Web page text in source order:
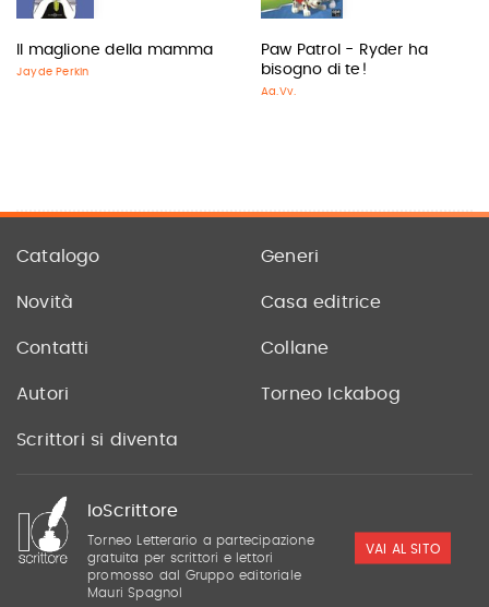
Il maglione della mamma
Jayde Perkin
Paw Patrol - Ryder ha
bisogno di te!
Aa.Vv.
Catalogo Generi
Novità Casa editrice
Contatti Collane
Autori Torneo Ickabog
Scrittori si diventa
IoScrittore
Torneo Letterario a partecipazione
gratuita per scrittori e lettori
promosso dal Gruppo editoriale
Mauri Spagnol
VAI AL SITO